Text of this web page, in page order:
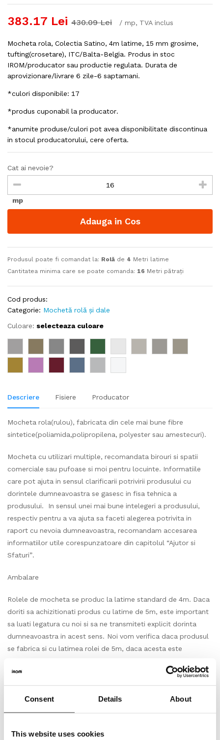
Consent Details About
This website uses cookies
383.17 Lei 430.09 Lei / mp, TVA inclus
Mocheta rola, Colectia Satino, 4m latime, 15 mm grosime,
tufting(crosetare), ITC/Balta-Belgia. Produs in stoc
IROM/producator sau productie regulata. Durata de
aprovizionare/livrare 6 zile-6 saptamani.
*culori disponibile: 17
*produs cuponabil la producator.
*anumite produse/culori pot avea disponibilitate discontinua
in stocul producatorului, cere oferta.
Cat ai nevoie?
mp
Adauga in Cos
Produsul poate fi comandat la: Rolă de 4 Metri latime
Cantitatea minima care se poate comanda: 16 Metri pătrați
Cod produs:
Categorie: Mochetă rolă și dale
Culoare: selecteaza culoare
Descriere Fisiere Producator
Mocheta rola(rulou), fabricata din cele mai bune fibre
sintetice(poliamida,polipropilena, polyester sau amestecuri).
Mocheta cu utilizari multiple, recomandata birouri si spatii
comerciale sau pufoase si moi pentru locuinte. Informatiile
care pot ajuta in sensul clarificarii potrivirii produsului cu
dorintele dumneavoastra se gasesc in fisa tehnica a
produsului. In sensul unei mai bune intelegeri a produsului,
respectiv pentru a va ajuta sa faceti alegerea potrivita in
raport cu nevoia dumneavoastra, recomandam accesarea
informatiilor utile corespunzatoare din capitolul “Ajutor si
Sfaturi”.
Ambalare
Rolele de mocheta se produc la latime standard de 4m. Daca
doriti sa achizitionati produs cu latime de 5m, este important
sa luati legatura cu noi si sa ne transmiteti explicit dorinta
dumneavoastra in acest sens. Noi vom verifica daca produsul
se fabrica si cu latimea rolei de 5m, daca acesta este
de productie, respectiv care este durata estimata de livrare. In
cazul unui raspuns pozitiv, agreat de catre ambele parti vom
continua dialogul direct(telefonic, email sau mesaj) pentru
finalizarea achizitiei. Rolele de mocheta nu se produc de
variabile cuprinse de regula intre 100 si 160m2. Produsul